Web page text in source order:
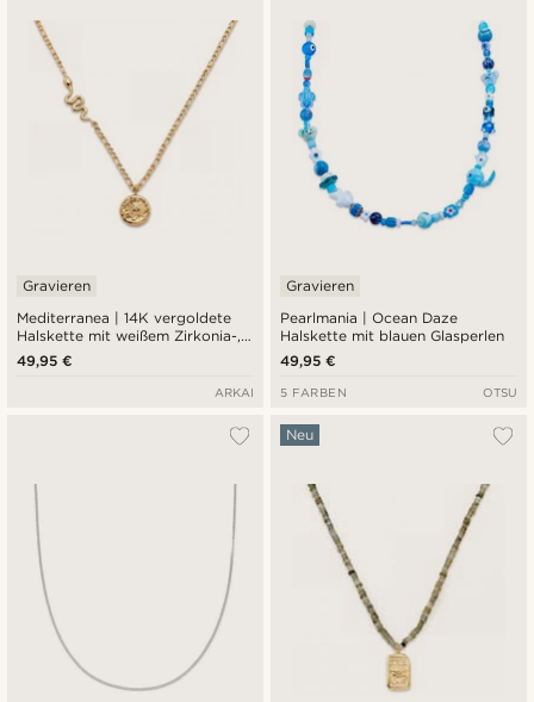
Mediterranea | 14K vergoldete
Halskette mit weißem Zirkonia-,
Schlangen- und
Sonnenstrahlenanhänger
Gravieren
49,95 €
ARKAI
Pearlmania | Ocean Daze
Halskette mit blauen Glasperlen
Gravieren
49,95 €
5 FARBEN OTSU
Neu